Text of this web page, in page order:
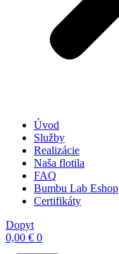
Úvod
Služby
Realizácie
Naša flotila
FAQ
Bumbu Lab Eshop
Certifikáty
Dopyt
0,00 € 0